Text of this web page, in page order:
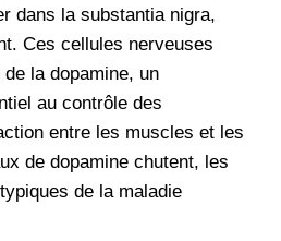
dans la substantia nigra,
Ces cellules nerveuses
la dopamine, un
au contrôle des
entre les muscles et les
de dopamine chutent, les
de la maladie